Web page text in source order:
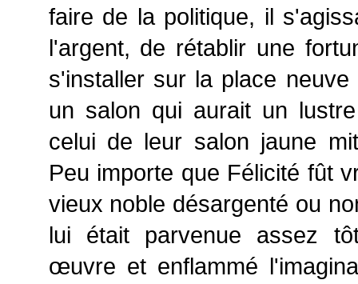
faire de la politique, il
l'argent, de rétablir une
s'installer sur la place
un salon qui aurait un
celui de leur salon jaune
Peu importe que Félicité fût
vieux noble désargenté ou
lui était parvenue assez
œuvre et enflammé